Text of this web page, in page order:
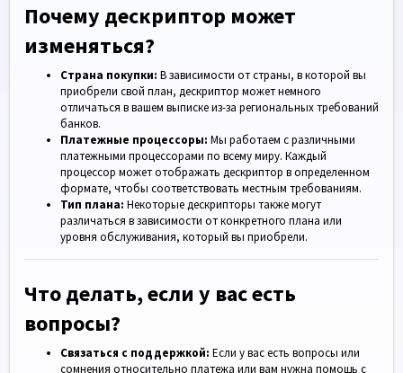
Почему дескриптор может
изменяться?
Страна покупки: В зависимости от страны, в которой вы
приобрели свой план, дескриптор может немного
отличаться в вашем выписке из-за региональных требований
банков.
Платежные процессоры: Мы работаем с различными
платежными процессорами по всему миру. Каждый
процессор может отображать дескриптор в определенном
формате, чтобы соответствовать местным требованиям.
Тип плана: Некоторые дескрипторы также могут
различаться в зависимости от конкретного плана или
уровня обслуживания, который вы приобрели.
Что делать, если у вас есть
вопросы?
Связаться с поддержкой: Если у вас есть вопросы или
сомнения относительно платежа или вам нужна помощь с